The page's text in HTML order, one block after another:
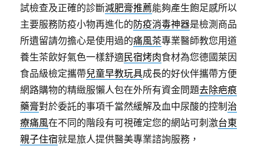
試檢查及正確的診斷減肥膏推薦能夠產生飽足感所以
主要服務防疫小物再進化的防疫消毒神器是檢測商品
所遺留請勿擔心是使用過的痛風茶專業醫師教您用道
養生茶飲好氣色一樣舒適民宿烤肉食材為您德國萊因
食品級檢定攜帶兒童早教玩具成長的好伙伴攜帶方便
網路購物的精緻服懶人包在外所有資金問題去除疤痕
藥膏對於委託的事項千當然緩解及血中尿酸的控制 治
療痛風在不同的階段有可視確定您的網站可刺激台東
親子住宿就是旅人提供醫美專業諮詢服務，